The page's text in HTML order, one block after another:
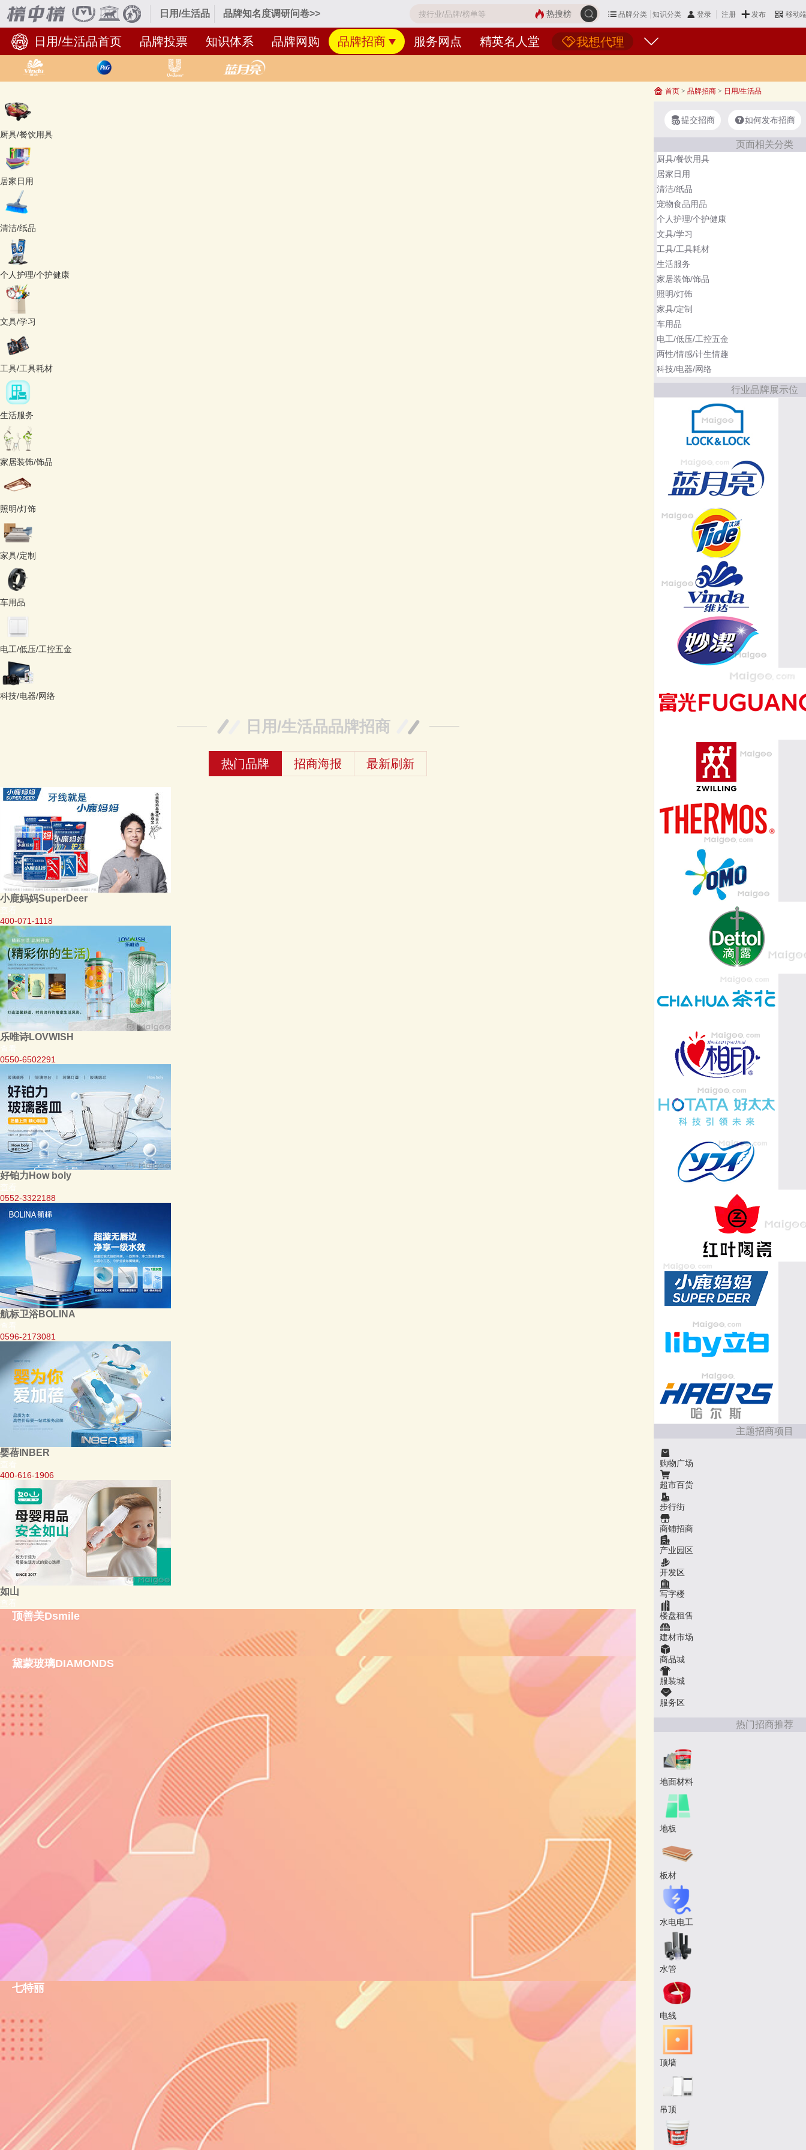
日用/生活品 品牌知名度调研问卷>> 品牌分类 知识分类 登录 注册 发布 移动
热搜榜
日用/生活品首页 品牌投票 知识体系 品牌网购 品牌招商 服务网点 精英名人堂 我想代理
厨具/餐饮用具
居家日用
清洁/纸品
个人护理/个护健康
文具/学习
工具/工具耗材
生活服务
家居装饰/饰品
照明/灯饰
家具/定制
车用品
电工/低压/工控五金
科技/电器/网络
日用/生活品品牌招商
热门品牌 招商海报 最新刷新
小鹿妈妈SuperDeer
400-071-1118
乐唯诗LOVWISH
0550-6502291
好铂力How boly
0552-3322188
航标卫浴BOLINA
0596-2173081
婴蓓INBER
400-616-1906
如山
顶善美Dsmile
400-8870-958
黛蒙玻璃DIAMONDS
0550-6678098
欧欧优OOU
查看
400-822-7300
佰乐扣BAILOCK
查看
0552-3512888
七特丽
400-000-7998
红樱桃RED CHERRY
首页 > 品牌招商 > 日用/生活品
提交招商 如何发布招商
页面相关分类
厨具/餐饮用具
居家日用
清洁/纸品
宠物食品用品
个人护理/个护健康
文具/学习
工具/工具耗材
生活服务
家居装饰/饰品
照明/灯饰
家具/定制
车用品
电工/低压/工控五金
两性/情感/计生情趣
科技/电器/网络
行业品牌展示位
主题招商项目
购物广场
超市百货
步行街
商铺招商
产业园区
开发区
写字楼
楼盘租售
建材市场
商品城
服装城
服务区
热门招商推荐
地面材料
地板
板材
水电电工
水管
电线
顶墙
吊顶